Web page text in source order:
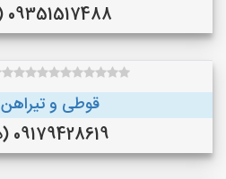
09351517488 (آزادشهر )
قوطی و تیراهن ۱۴ و ۱۶
09179428619 (دهدشت)